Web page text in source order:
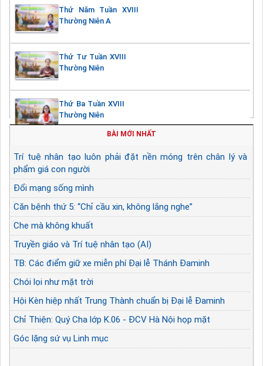
Thứ Năm Tuần XVIII
Thường Niên A
Thứ Tư Tuần XVIII
Thường Niên
Thứ Ba Tuần XVIII
Thường Niên
BÀI MỚI NHẤT
Trí tuệ nhân tạo luôn phải đặt nền móng trên chân lý và
phẩm giá con người
Đổi mạng sống mình
Căn bệnh thứ 5: “Chỉ cầu xin, không lắng nghe”
Che mà không khuất
Truyền giáo và Trí tuệ nhân tạo (AI)
TB: Các điểm giữ xe miễn phí Đại lễ Thánh Đaminh
Chói lọi như mặt trời
Hội Kèn hiệp nhất Trung Thành chuẩn bị Đại lễ Đaminh
Chỉ Thiện: Quý Cha lớp K.06 - ĐCV Hà Nội họp mặt
Góc lặng sứ vụ Linh mục